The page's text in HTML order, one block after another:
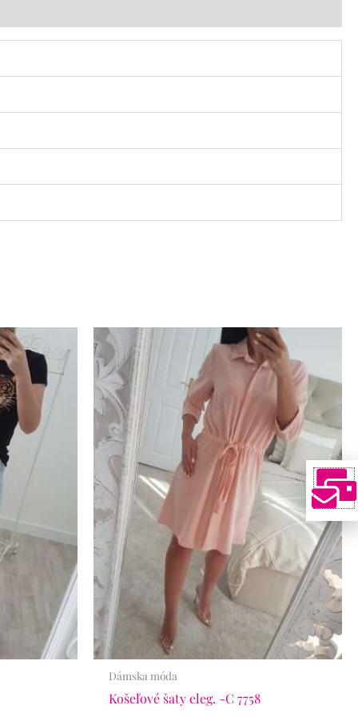
Dámska móda
Košeľové šaty eleg. -C 7758